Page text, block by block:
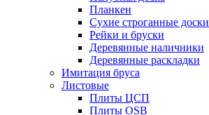
Планкен
Сухие строганные доски
Рейки и бруски
Деревянные наличники
Деревянные раскладки
Имитация бруса
Листовые
Плиты ЦСП
Плиты OSB